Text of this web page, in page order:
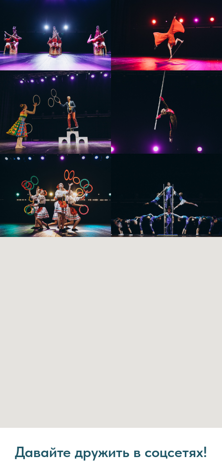
Давайте дружить в соцсетях!